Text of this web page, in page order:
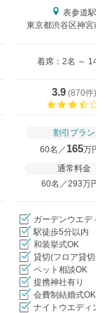
表参道駅
東京都渋谷区神宮前
着席：2名 ～ 140
3.9 (870件)
割引プラン
60名／ 165万円
通常料金
60名／293万円〜
ガーデンウエディ
駅徒歩5分以内
和装挙式OK
貸切(フロア貸切含
ペット相談OK
提携神社有り
会費制結婚式OK
ナイトウエディン